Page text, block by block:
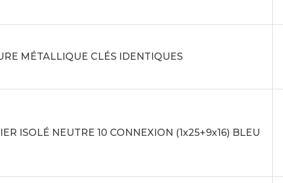
MÉTALLIQUE CLÉS IDENTIQUES
ISOLÉ NEUTRE 10 CONNEXION (1x25+9x16) BLEU